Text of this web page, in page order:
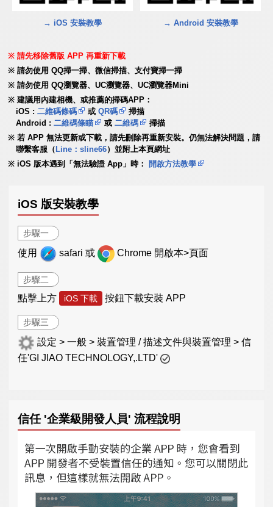
→ iOS 安裝教學 → Android 安裝教學
請先移除舊版 APP 再重新下載
請勿使用 QQ掃一掃、微信掃描、支付寶掃一掃
請勿使用 QQ瀏覽器、UC瀏覽器、UC瀏覽器Mini
建議用內建相機、或推薦的掃碼APP：
iOS :二維碼條碼 或QR碼
掃描
Android :二維碼條瞄 或二維碼
掃描
若 APP 無法更新或下載，請先刪除再重新安裝。仍無法解決問題，請
聯繫客服（ Line：sline66）並附上本頁網址
iOS 版本遇到「無法驗證 App」時：
開啟方法教學
iOS 版安裝教學
步驟一
使用 safari 或 Chrome 開啟本>頁面
步驟二
點擊上方 iOS 下載 按鈕下載安裝 APP
步驟三
設定 > 一般 > 裝置管理 / 描述文件與裝置管理 > 信
任'GI JIAO TECHNOLOGY,.LTD'
信任 '企業級開發人員' 流程說明